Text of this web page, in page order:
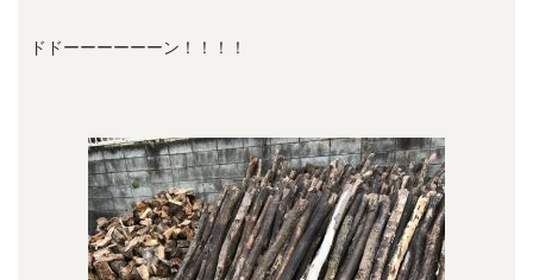
ドドーーーーーーン！！！！